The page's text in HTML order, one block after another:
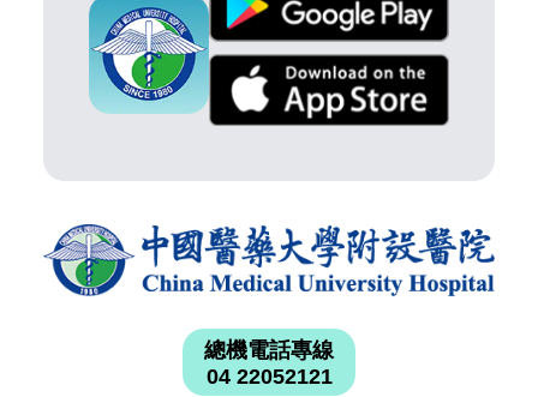
總機電話專線
04 22052121